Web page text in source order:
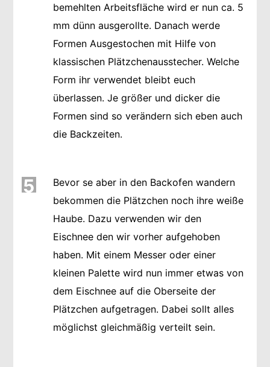
bemehlten Arbeitsfläche wird er nun ca. 5
mm dünn ausgerollte. Danach werde
Formen Ausgestochen mit Hilfe von
klassischen Plätzchenausstecher. Welche
Form ihr verwendet bleibt euch
überlassen. Je größer und dicker die
Formen sind so verändern sich eben auch
die Backzeiten.
5
Bevor se aber in den Backofen wandern
bekommen die Plätzchen noch ihre weiße
Haube. Dazu verwenden wir den
Eischnee den wir vorher aufgehoben
haben. Mit einem Messer oder einer
kleinen Palette wird nun immer etwas von
dem Eischnee auf die Oberseite der
Plätzchen aufgetragen. Dabei sollt alles
möglichst gleichmäßig verteilt sein.